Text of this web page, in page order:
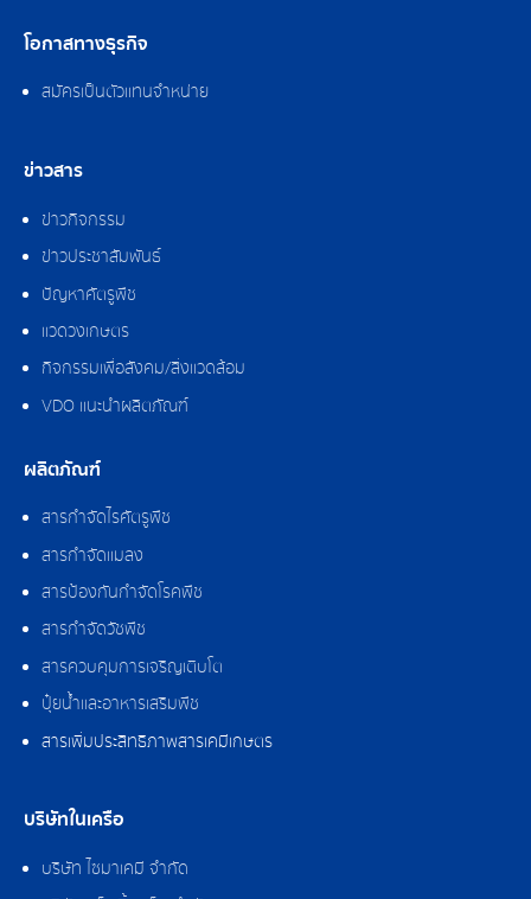
โอกาสทางธุรกิจ
สมัครเป็นตัวแทนจำหน่าย
ข่าวสาร
ข่าวกิจกรรม
ข่าวประชาสัมพันธ์
ปัญหาศัตรูพืช
แวดวงเกษตร
กิจกรรมเพื่อสังคม/สิ่งแวดล้อม
VDO แนะนำผลิตภัณฑ์
ผลิตภัณฑ์
สารกำจัดไรศัตรูพืช
สารกำจัดแมลง
สารป้องกันกำจัดโรคพืช
สารกำจัดวัชพืช
สารควบคุมการเจริญเติบโต
ปุ๋ยน้ำและอาหารเสริมพืช
สารเพิ่มประสิทธิภาพสารเคมีเกษตร
บริษัทในเครือ
บริษัท ไซมาเคมี จำกัด